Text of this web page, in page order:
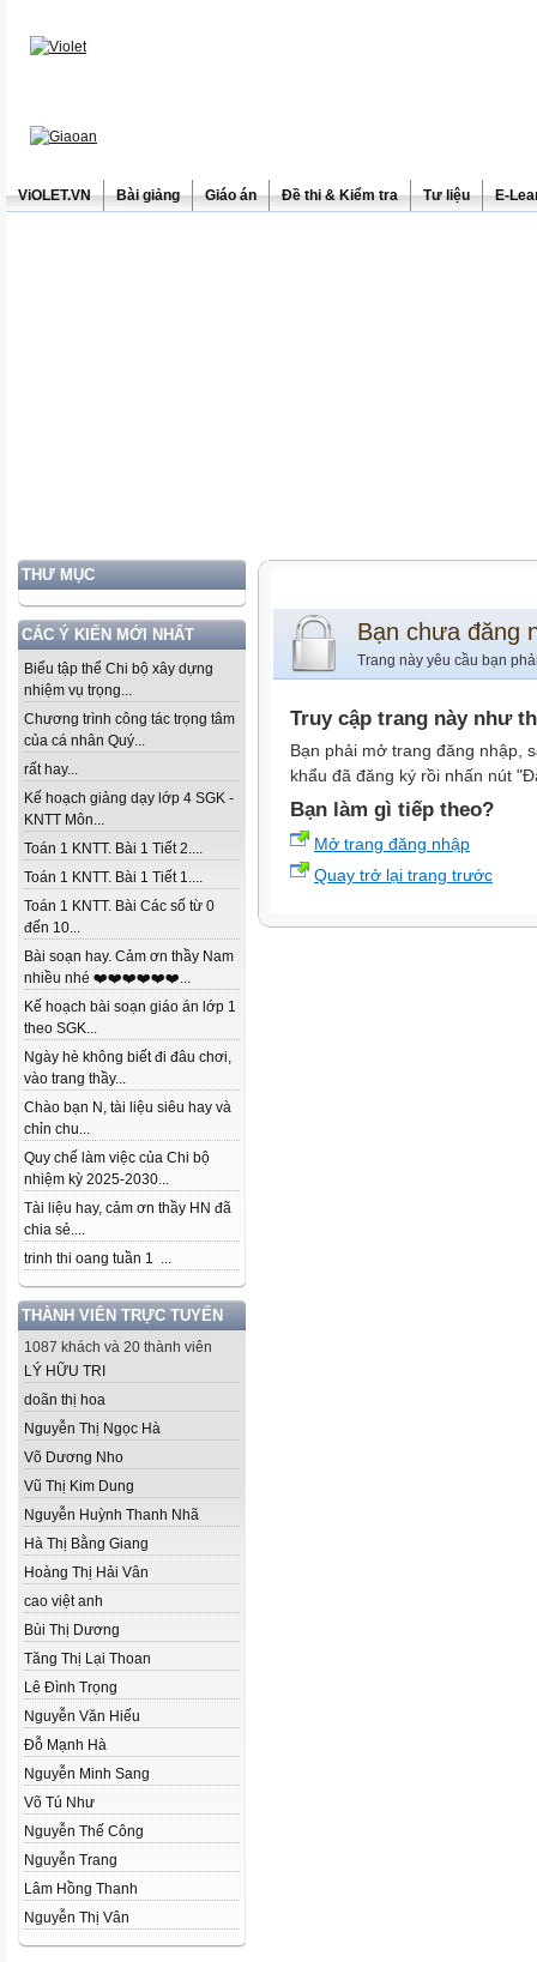
ViOLET.VN Bài giảng Giáo án Đề thi & Kiểm tra Tư liệu E-
THƯ MỤC
CÁC Ý KIẾN MỚI NHẤT
Biểu tập thể Chi bộ xây dựng
nhiệm vụ trọng...
Chương trình công tác trọng tâm
của cá nhân Quý...
rất hay...
Kế hoạch giảng dạy lớp 4 SGK -
KNTT Môn...
Toán 1 KNTT. Bài 1 Tiết 2....
Toán 1 KNTT. Bài 1 Tiết 1....
Toán 1 KNTT. Bài Các số từ 0
đến 10...
Bài soạn hay. Cảm ơn thầy Nam
nhiều nhé ❤️❤️❤️❤️❤️❤️...
Kế hoạch bài soạn giáo án lớp 1
theo SGK...
Ngày hè không biết đi đâu chơi,
vào trang thầy...
Chào bạn N, tài liệu siêu hay và
chỉn chu...
Quy chế làm việc của Chi bộ
nhiệm kỳ 2025-2030...
Tài liệu hay, cảm ơn thầy HN đã
chia sẻ....
trinh thi oang tuần 1 ...
THÀNH VIÊN TRỰC TUYẾN
1087 khách và 20 thành viên
LÝ HỮU TRI
doãn thị hoa
Nguyễn Thị Ngọc Hà
Võ Dương Nho
Vũ Thị Kim Dung
Nguyễn Huỳnh Thanh Nhã
Hà Thị Bằng Giang
Hoàng Thị Hải Vân
cao việt anh
Bùi Thị Dương
Tăng Thị Lại Thoan
Lê Đình Trọng
Nguyễn Văn Hiếu
Đỗ Mạnh Hà
Nguyễn Minh Sang
Võ Tú Như
Nguyễn Thế Công
Nguyễn Trang
Lâm Hồng Thanh
Nguyễn Thị Vân
Bạn chưa đăng
Trang này yêu cầu bạn
Truy cập trang này như
Bạn phải mở trang đăng nhập,
khẩu đã đăng ký rồi nhấn nút
Bạn làm gì tiếp theo?
Mở trang đăng nhập
Quay trở lại trang trước